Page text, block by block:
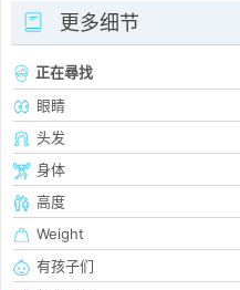
更多细节
正在尋找
眼睛
头发
身体
高度
Weight
有孩子们